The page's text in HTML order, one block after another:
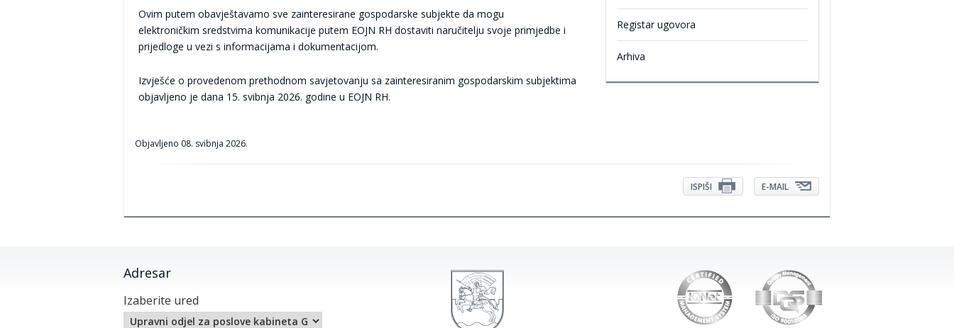
Ovim putem obavještavamo sve zainteresirane gospodarske subjekte da mogu
elektroničkim sredstvima komunikacije putem EOJN RH dostaviti naručitelju svoje primjedbe i
prijedloge u vezi s informacijama i dokumentacijom.
Izvješće o provedenom prethodnom savjetovanju sa zainteresiranim gospodarskim subjektima
objavljeno je dana 15. svibnja 2026. godine u EOJN RH.
Registar ugovora
Arhiva
Objavljeno 08. svibnja 2026.
E-MAIL
ISPIŠI
Adresar
Izaberite ured